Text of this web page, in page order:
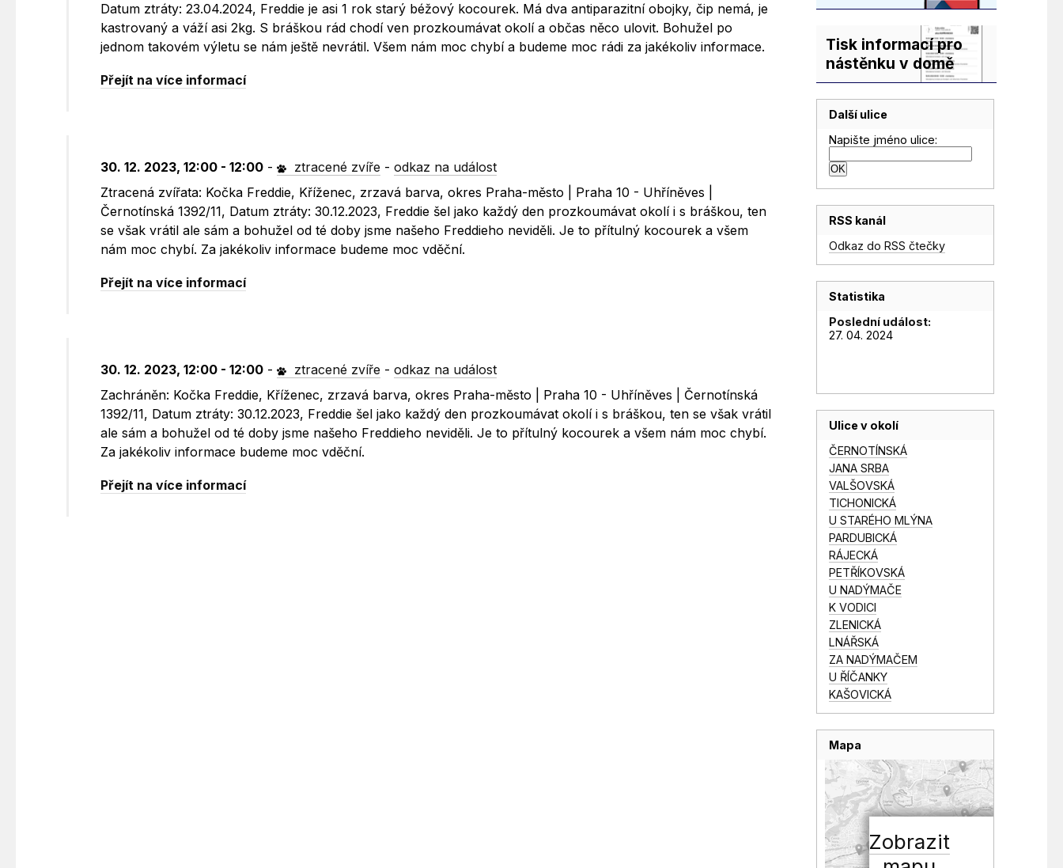
Datum ztráty: 23.04.2024, Freddie je asi 1 rok starý béžový kocourek. Má dva antiparazitní obojky, čip nemá, je
kastrovaný a váží asi 2kg. S bráškou rád chodí ven prozkoumávat okolí a občas něco ulovit. Bohužel po
jednom takovém výletu se nám ještě nevrátil. Všem nám moc chybí a budeme moc rádi za jakékoliv informace.
Přejít na více informací
30. 12. 2023, 12:00 - 12:00 - ztracené zvíře -odkaz na událost
Ztracená zvířata: Kočka Freddie, Kříženec, zrzavá barva, okres Praha-město | Praha 10 - Uhříněves |
Černotínská 1392/11, Datum ztráty: 30.12.2023, Freddie šel jako každý den prozkoumávat okolí i s bráškou, ten
se však vrátil ale sám a bohužel od té doby jsme našeho Freddieho neviděli. Je to přítulný kocourek a všem
nám moc chybí. Za jakékoliv informace budeme moc vděční.
Přejít na více informací
30. 12. 2023, 12:00 - 12:00 - ztracené zvíře -odkaz na událost
Zachráněn: Kočka Freddie, Kříženec, zrzavá barva, okres Praha-město | Praha 10 - Uhříněves | Černotínská
1392/11, Datum ztráty: 30.12.2023, Freddie šel jako každý den prozkoumávat okolí i s bráškou, ten se však vrátil
ale sám a bohužel od té doby jsme našeho Freddieho neviděli. Je to přítulný kocourek a všem nám moc chybí.
Za jakékoliv informace budeme moc vděční.
Přejít na více informací
Tisk informací pro
nástěnku v domě
Další ulice
Napište jméno ulice:
RSS kanál
Odkaz do RSS čtečky
Statistika
Poslední událost:
27. 04. 2024
Ulice v okolí
ČERNOTÍNSKÁ
JANA SRBA
VALŠOVSKÁ
TICHONICKÁ
U STARÉHO MLÝNA
PARDUBICKÁ
RÁJECKÁ
PETŘÍKOVSKÁ
U NADÝMAČE
K VODICI
ZLENICKÁ
LNÁŘSKÁ
ZA NADÝMAČEM
U ŘÍČANKY
KAŠOVICKÁ
Mapa
Zobrazit